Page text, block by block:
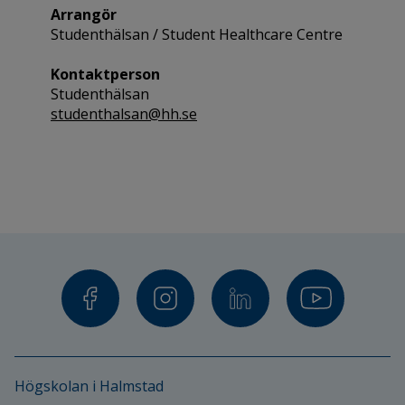
Arrangör
Studenthälsan / Student Healthcare Centre
Kontaktperson
Studenthälsan
studenthalsan@hh.se
Högskolan i Halmstad